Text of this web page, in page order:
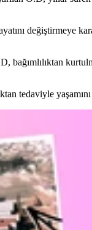
değiştirmeye
bağımlılıktan
tedaviyle